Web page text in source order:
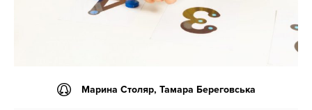
Марина Столяр, Тамара Береговська